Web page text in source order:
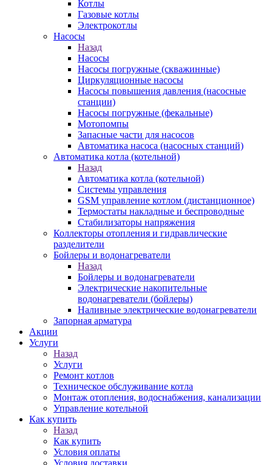
Котлы
Газовые котлы
Электрокотлы
Насосы
Назад
Насосы
Насосы погружные (скважинные)
Циркуляционные насосы
Насосы повышения давления (насосные
станции)
Насосы погружные (фекальные)
Мотопомпы
Запасные части для насосов
Автоматика насоса (насосных станций)
Автоматика котла (котельной)
Назад
Автоматика котла (котельной)
Системы управления
GSM управление котлом (дистанционное)
Термостаты накладные и беспроводные
Стабилизаторы напряжения
Коллекторы отопления и гидравлические
разделители
Бойлеры и водонагреватели
Назад
Бойлеры и водонагреватели
Электрические накопительные
водонагреватели (бойлеры)
Наливные электрические водонагреватели
Запорная арматура
Акции
Услуги
Назад
Услуги
Ремонт котлов
Техническое обслуживание котла
Монтаж отопления, водоснабжения, канализации
Управление котельной
Как купить
Назад
Как купить
Условия оплаты
Условия доставки